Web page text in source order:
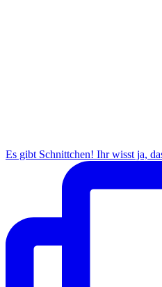
Es gibt Schnittchen! Ihr wisst ja,